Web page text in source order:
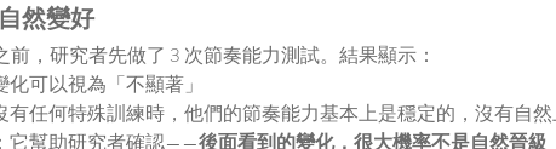
然變好
前，研究者先做了 3 次節奏能力測試。結果顯示：
可以視為「不顯著」
有任何特殊訓練時，他們的節奏能力基本上是穩定的，沒有自
它幫助研究者確認——後面看到的變化，很大機率不是自然晉